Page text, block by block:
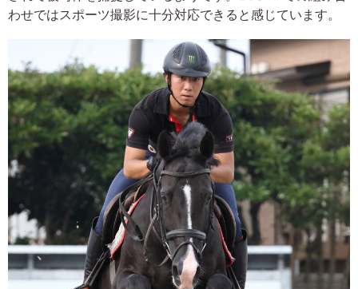
わせではスポーツ撮影に十分対応できると感じています。